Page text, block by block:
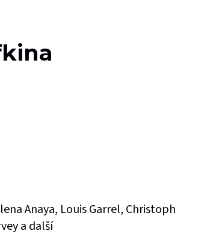
Anaya, Louis Garrel, Christoph
a další